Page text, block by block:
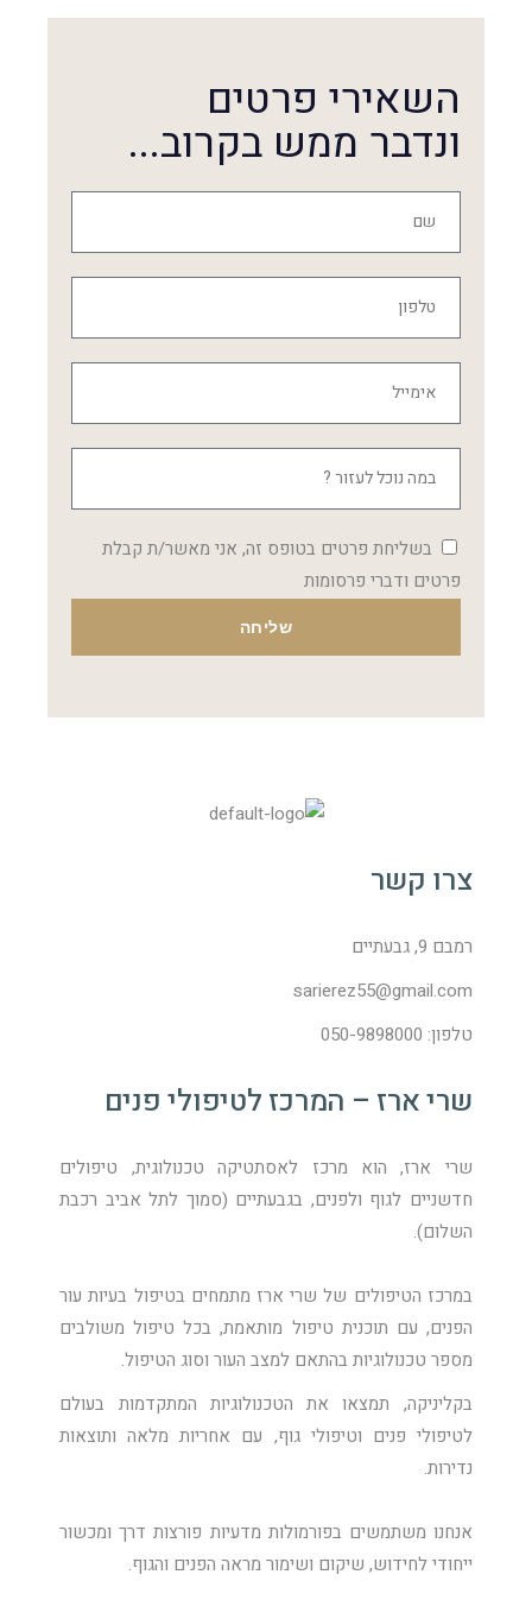
השאירי פרטים
ונדבר ממש בקרוב...
בשליחת פרטים בטופס זה, אני מאשר/ת קבלת
פרטים ודברי פרסומות
שליחה
צרו קשר
רמבם 9, גבעתיים
sarierez55@gmail.com
טלפון: 050-9898000
שרי ארז – המרכז לטיפולי פנים
שרי ארז, הוא מרכז לאסתטיקה טכנולוגית, טיפולים
חדשניים לגוף ולפנים, בגבעתיים (סמוך לתל אביב רכבת
השלום).
במרכז הטיפולים של שרי ארז מתמחים בטיפול בעיות עור
הפנים, עם תוכנית טיפול מותאמת, בכל טיפול משולבים
מספר טכנולוגיות בהתאם למצב העור וסוג הטיפול.
בקליניקה, תמצאו את הטכנולוגיות המתקדמות בעולם
לטיפולי פנים וטיפולי גוף, עם אחריות מלאה ותוצאות
נדירות.
אנחנו משתמשים בפורמולות מדעיות פורצות דרך ומכשור
ייחודי לחידוש, שיקום ושימור מראה הפנים והגוף.